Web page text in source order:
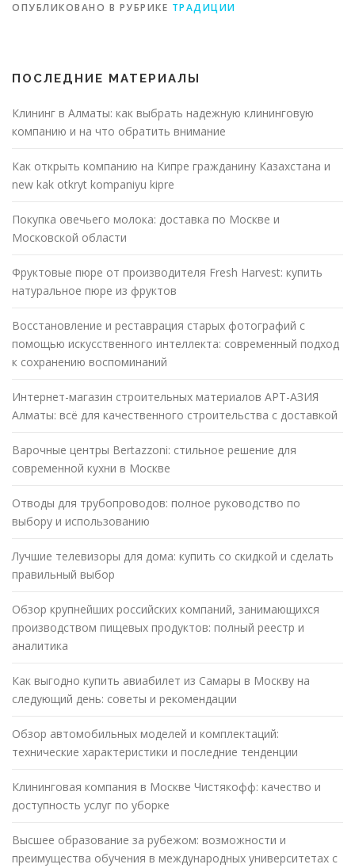
ОПУБЛИКОВАНО В РУБРИКЕ ТРАДИЦИИ
ПОСЛЕДНИЕ МАТЕРИАЛЫ
Клининг в Алматы: как выбрать надежную клининговую
компанию и на что обратить внимание
Как открыть компанию на Кипре гражданину Казахстана и
new kak otkryt kompaniyu kipre
Покупка овечьего молока: доставка по Москве и
Московской области
Фруктовые пюре от производителя Fresh Harvest: купить
натуральное пюре из фруктов
Восстановление и реставрация старых фотографий с
помощью искусственного интеллекта: современный подход
к сохранению воспоминаний
Интернет-магазин строительных материалов АРТ-АЗИЯ
Алматы: всё для качественного строительства с доставкой
Варочные центры Bertazzoni: стильное решение для
современной кухни в Москве
Отводы для трубопроводов: полное руководство по
выбору и использованию
Лучшие телевизоры для дома: купить со скидкой и сделать
правильный выбор
Обзор крупнейших российских компаний, занимающихся
производством пищевых продуктов: полный реестр и
аналитика
Как выгодно купить авиабилет из Самары в Москву на
следующий день: советы и рекомендации
Обзор автомобильных моделей и комплектаций:
технические характеристики и последние тенденции
Клининговая компания в Москве Чистякофф: качество и
доступность услуг по уборке
Высшее образование за рубежом: возможности и
преимущества обучения в международных университетах с